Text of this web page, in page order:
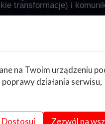
transformacje) i
To czas, by
wiosenne manifestacje.
ogień (choćby świecy)
i nadziei. Pamiętajcie o
Portal do
duchowego
na Twoim urządzeniu
działania serwisu,
Dostosuj Zezwól na